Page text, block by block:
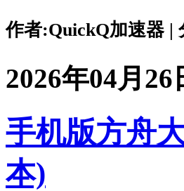
作者:QuickQ加速器 |
2026年04月26
手机版方舟
本)